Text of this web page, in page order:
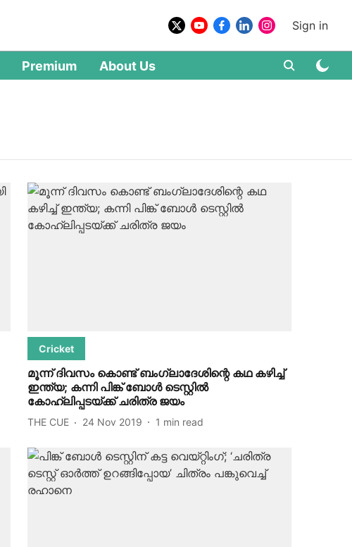
Sign in
Premium About Us
Cricket
മൂന്ന് ദിവസം കൊണ്ട് ബംഗ്ലാദേശിന്റെ കഥ കഴിച്ച്
ഇന്ത്യ; കന്നി പിങ്ക് ബോൾ ടെസ്റ്റിൽ
കോഹ്‌ലിപ്പടയ്ക്ക് ചരിത്ര ജയം
THE CUE 24 Nov 2019 1 min read